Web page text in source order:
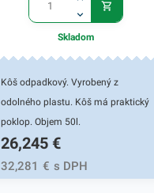
Skladom
Kôš odpadkový. Vyrobený z
odolného plastu. Kôš má praktický
poklop. Objem 50l.
26,245 €
32,281 € s DPH